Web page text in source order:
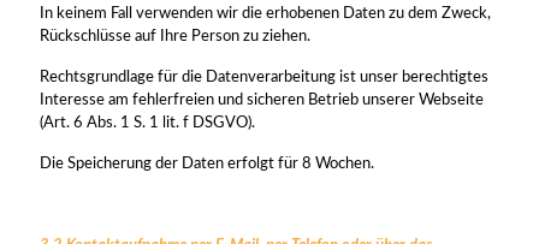
In keinem Fall verwenden wir die erhobenen Daten zu dem Zweck,
Rückschlüsse auf Ihre Person zu ziehen.
Rechtsgrundlage für die Datenverarbeitung ist unser berechtigtes
Interesse am fehlerfreien und sicheren Betrieb unserer Webseite
(Art. 6 Abs. 1 S. 1 lit. f DSGVO).
Die Speicherung der Daten erfolgt für 8 Wochen.